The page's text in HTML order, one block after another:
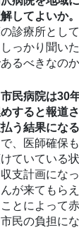
してよいか。
診療所とし
っかり聞い
るべきなの
民病院は30
すると報道
う結果になる
、医師確保
ていている
支計画にな
が来てもら
とによって
民の負担に